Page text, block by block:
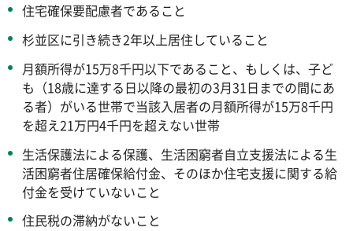
住宅確保要配慮者であること
杉並区に引き続き2年以上居住していること
月額所得が15万8千円以下であること、もしくは、子ど
も（18歳に達する日以降の最初の3月31日までの間にあ
る者）がいる世帯で当該入居者の月額所得が15万8千円
を超え21万円4千円を超えない世帯
生活保護法による保護、生活困窮者自立支援法による生
活困窮者住居確保給付金、そのほか住宅支援に関する給
付金を受けていないこと
住民税の滞納がないこと